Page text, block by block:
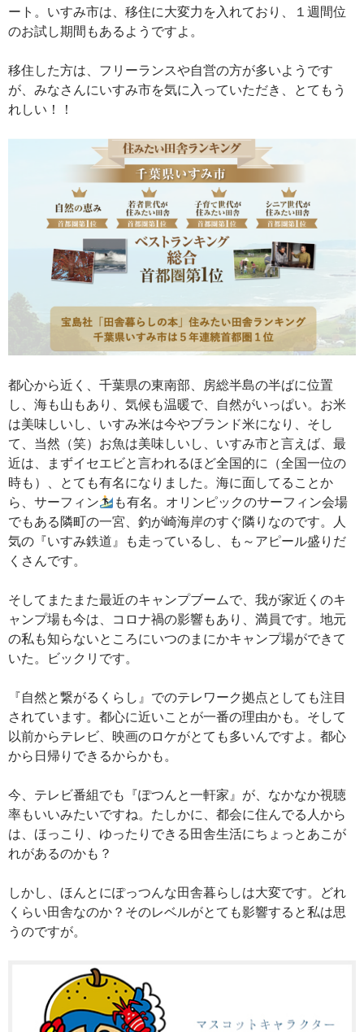
ート。いすみ市は、移住に大変力を入れており、１週間位
のお試し期間もあるようですよ。
移住した方は、フリーランスや自営の方が多いようです
が、みなさんにいすみ市を気に入っていただき、とてもう
れしい！！
都心から近く、千葉県の東南部、房総半島の半ばに位置
し、海も山もあり、気候も温暖で、自然がいっぱい。お米
は美味しいし、いすみ米は今やブランド米になり、そし
て、当然（笑）お魚は美味しいし、いすみ市と言えば、最
近は、まずイセエビと言われるほど全国的に（全国一位の
時も）、とても有名になりました。海に面してることか
ら、サーフィン
も有名。オリンピックのサーフィン会場
でもある隣町の一宮、釣が崎海岸のすぐ隣りなのです。人
気の『いすみ鉄道』も走っているし、も～アピール盛りだ
くさんです。
そしてまたまた最近のキャンプブームで、我が家近くのキ
ャンプ場も今は、コロナ禍の影響もあり、満員です。地元
の私も知らないところにいつのまにかキャンプ場ができて
いた。ビックリです。
『自然と繋がるくらし』でのテレワーク拠点としても注目
されています。都心に近いことが一番の理由かも。そして
以前からテレビ、映画のロケがとても多いんですよ。都心
から日帰りできるからかも。
今、テレビ番組でも『ぽつんと一軒家』が、なかなか視聴
率もいいみたいですね。たしかに、都会に住んでる人から
は、ほっこり、ゆったりできる田舎生活にちょっとあこが
れがあるのかも？
しかし、ほんとにぽっつんな田舎暮らしは大変です。どれ
くらい田舎なのか？そのレベルがとても影響すると私は思
うのですが。